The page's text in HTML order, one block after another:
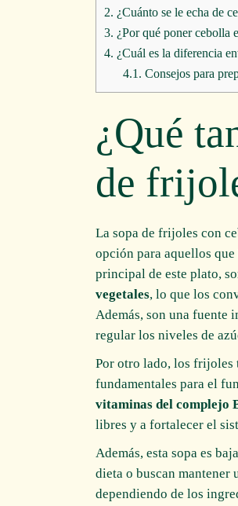
2. ¿Cuánto se le echa de
3. ¿Por qué poner cebolla
4. ¿Cuál es la diferencia
4.1. Consejos para
¿Qué
de
La sopa de frijoles con
opción para aquellos
principal de este plato,
vegetales, lo que los
Además, son una fuente
regular los niveles de
Por otro lado, los frijoles
fundamentales para el
vitaminas del complejo
libres y a fortalecer el
Además, esta sopa es
dieta o buscan mantener
dependiendo de los